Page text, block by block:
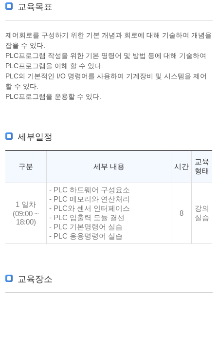
교육목표
제어회로를 구성하기 위한 기본 개념과 회로에 대해 기술하여 개념을
잡을 수 있다.
PLC프로그램 작성을 위한 기본 명령어 및 방법 등에 대해 기술하여
PLC프로그램을 이해 할 수 있다.
PLC의 기본적인 I/O 명령어를 사용하여 기계장비 및 시스템을 제어
할 수 있다.
PLC프로그램을 운용할 수 있다.
세부일정
구분 세부 내용 시간
교육
형태
1 일차
(09:00 ~
18:00)
- PLC 하드웨어 구성요소
- PLC 메모리와 연산처리
- PLC와 센서 인터페이스
- PLC 입출력 모듈 결선
- PLC 기본명령어 실습
- PLC 응용명령어 실습
8
강의
실습
교육장소